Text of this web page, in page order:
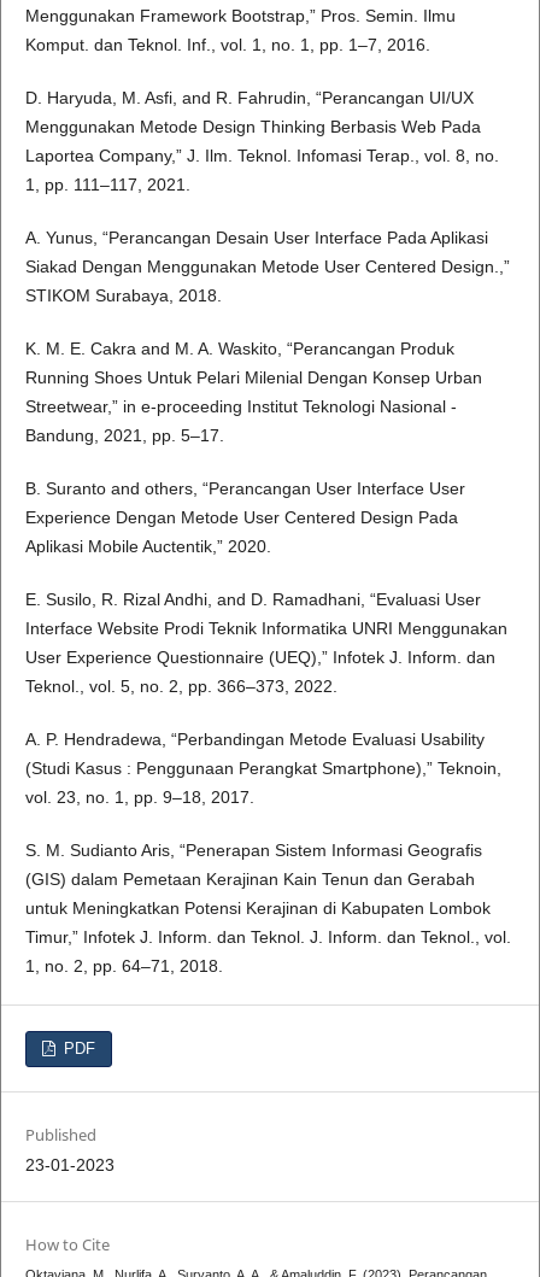
Menggunakan Framework Bootstrap,” Pros. Semin. Ilmu
Komput. dan Teknol. Inf., vol. 1, no. 1, pp. 1–7, 2016.
D. Haryuda, M. Asfi, and R. Fahrudin, “Perancangan UI/UX
Menggunakan Metode Design Thinking Berbasis Web Pada
Laportea Company,” J. Ilm. Teknol. Infomasi Terap., vol. 8, no.
1, pp. 111–117, 2021.
A. Yunus, “Perancangan Desain User Interface Pada Aplikasi
Siakad Dengan Menggunakan Metode User Centered Design.,”
STIKOM Surabaya, 2018.
K. M. E. Cakra and M. A. Waskito, “Perancangan Produk
Running Shoes Untuk Pelari Milenial Dengan Konsep Urban
Streetwear,” in e-proceeding Institut Teknologi Nasional -
Bandung, 2021, pp. 5–17.
B. Suranto and others, “Perancangan User Interface User
Experience Dengan Metode User Centered Design Pada
Aplikasi Mobile Auctentik,” 2020.
E. Susilo, R. Rizal Andhi, and D. Ramadhani, “Evaluasi User
Interface Website Prodi Teknik Informatika UNRI Menggunakan
User Experience Questionnaire (UEQ),” Infotek J. Inform. dan
Teknol., vol. 5, no. 2, pp. 366–373, 2022.
A. P. Hendradewa, “Perbandingan Metode Evaluasi Usability
(Studi Kasus : Penggunaan Perangkat Smartphone),” Teknoin,
vol. 23, no. 1, pp. 9–18, 2017.
S. M. Sudianto Aris, “Penerapan Sistem Informasi Geografis
(GIS) dalam Pemetaan Kerajinan Kain Tenun dan Gerabah
untuk Meningkatkan Potensi Kerajinan di Kabupaten Lombok
Timur,” Infotek J. Inform. dan Teknol. J. Inform. dan Teknol., vol.
1, no. 2, pp. 64–71, 2018.
PDF
Published
23-01-2023
How to Cite
Oktaviana, M., Nurlifa, A., Suryanto, A. A., & Amaluddin, F. (2023). Perancangan